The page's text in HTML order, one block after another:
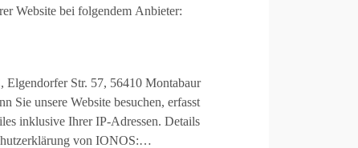
Website bei folgendem Anbieter:
Elgendorfer Str. 57, 56410 Montabaur
Sie unsere Website besuchen, erfasst
inklusive Ihrer IP-Adressen. Details
von IONOS: